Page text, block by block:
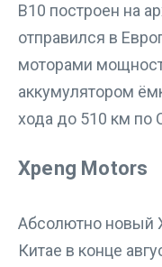
B10 построен на
отправился в
моторами
аккумулятором
хода до 510 км по
Xpeng Motors
Абсолютно новый
Китае в конце